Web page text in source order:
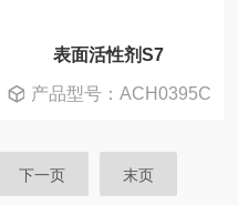
表面活性剂S7
产品型号：ACH0395C
下一页 末页